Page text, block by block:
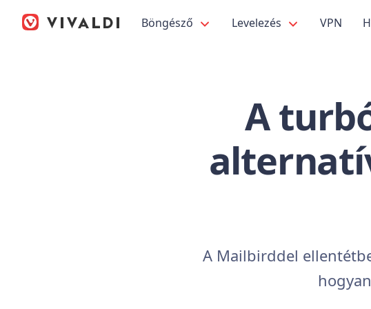
Böngésző Levelezés VPN
A
A Mailbirddel